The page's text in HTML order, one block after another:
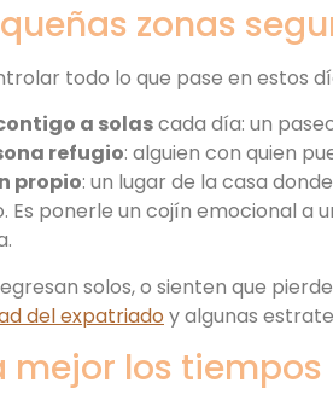
zonas
todo lo que pase en estos
a solascada día: un
refugio: alguien con quien
propio: un lugar de la casa
Es ponerle un cojín emocional
solos, o sienten que
del expatriado y algunas
mejor los